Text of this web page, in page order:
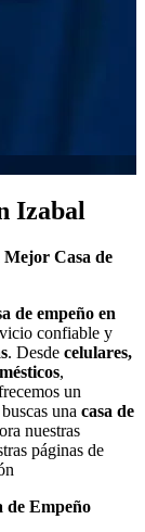
Izabal
Casa de
de empeño en
confiable y
. Desde celulares,
,
un
una casa de
nuestras
páginas de
de Empeño